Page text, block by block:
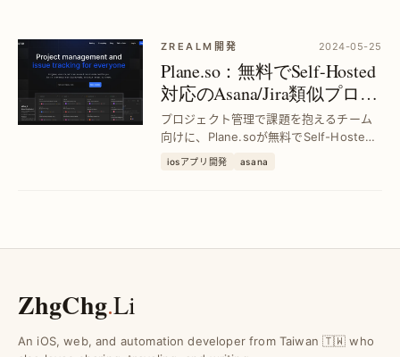
ZREALM開発 2024-05-25
Plane.so：無料でSelf-Hosted
対応のAsana/Jira類似プロジ
ェクト管理ツール｜効率的
なScrum運用を実現
プロジェクト管理で課題を抱えるチーム
向けに、Plane.soが無料でSelf-Hosted
可能なAsana/Jira代替ツールを提供。
iosアプリ開発 asana
ZhgChg.Li
An iOS, web, and automation developer from Taiwan 🇹🇼 who